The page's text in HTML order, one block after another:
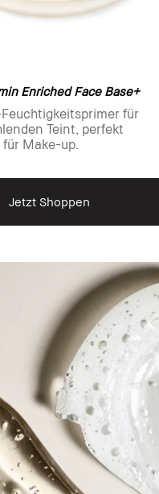
Enriched Face Base+
für
Teint, perfekt
Make-up.
Jetzt Shoppen